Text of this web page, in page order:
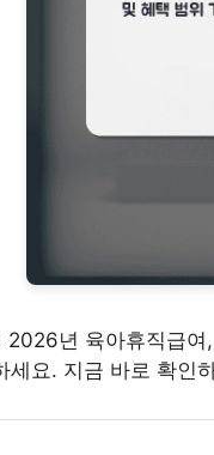
년 육아휴직급여
세요. 지금 바로 확인